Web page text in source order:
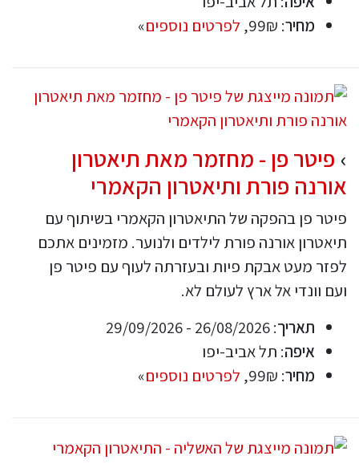
מחיר: 99₪, לפרטים נוספים»
פיטר פן - מחזמר מאת תיאטרון
אורנה פורת ותיאטרון הקאמרי
פיטר פן בהפקה של התיאטרון הקאמרי בשיתוף עם
תיאטרון אורנה פורת לילדים ולנוער. מזמינים אתכם
לפזר מעט אבקת פיות ובעזרתה לעוף עם פיטר פן
ועם וונדי אל ארץ לעולם לא.
תאריך: 26/08/2026 - 29/09/2026
איפה: תל אביב-יפו
מחיר: 99₪, לפרטים נוספים»